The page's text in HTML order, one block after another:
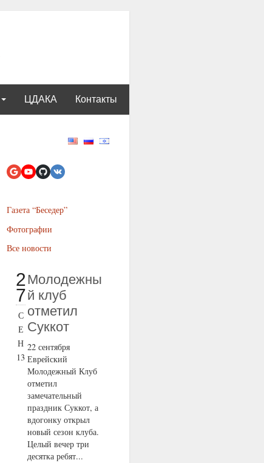
ЦДАКА Контакты
Газета “Беседер”
Фотографии
Все новости
2
7
С
Е
Н
13
Молодежны
й клуб
отметил
Суккот
22 сентября
Еврейский
Молодежный Клуб
отметил
замечательный
праздник Суккот, а
вдогонку открыл
новый сезон клуба.
Целый вечер три
десятка ребят...